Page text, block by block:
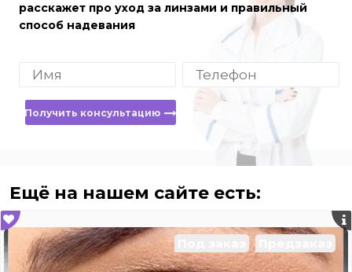
расскажет про уход за линзами и правильный
способ надевания
Получить консультацию
Ещё на нашем сайте есть: